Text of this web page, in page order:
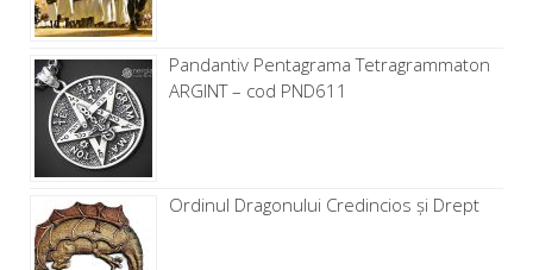
Pandantiv Pentagrama Tetragrammaton
ARGINT – cod PND611
Ordinul Dragonului Credincios și Drept